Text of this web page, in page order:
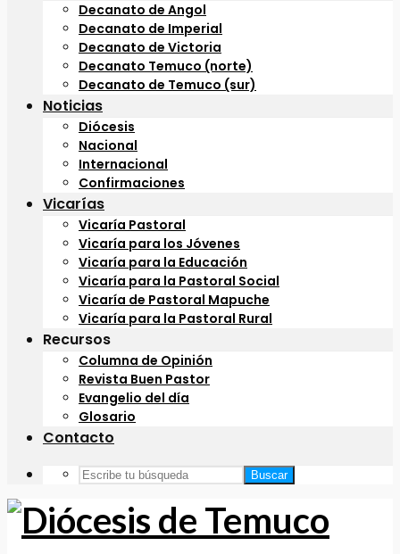
Decanato de Angol
Decanato de Imperial
Decanato de Victoria
Decanato Temuco (norte)
Decanato de Temuco (sur)
Noticias
Diócesis
Nacional
Internacional
Confirmaciones
Vicarías
Vicaría Pastoral
Vicaría para los Jóvenes
Vicaría para la Educación
Vicaría para la Pastoral Social
Vicaría de Pastoral Mapuche
Vicaría para la Pastoral Rural
Recursos
Columna de Opinión
Revista Buen Pastor
Evangelio del día
Glosario
Contacto
Buscar